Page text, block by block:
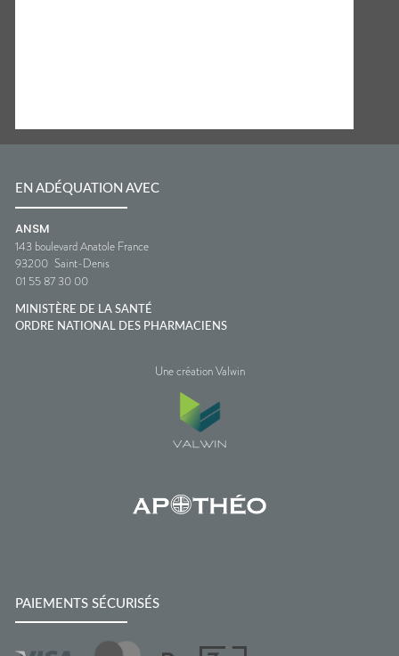
EN ADÉQUATION AVEC
ANSM
143 boulevard Anatole France
93200 Saint-Denis
01 55 87 30 00
MINISTÈRE DE LA SANTÉ
ORDRE NATIONAL DES PHARMACIENS
Une création Valwin
PAIEMENTS SÉCURISÉS